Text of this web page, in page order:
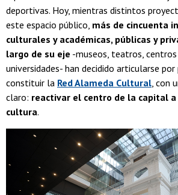
deportivas. Hoy, mientras distintos
este espacio público, más de cincuenta
culturales y académicas, públicas y
largo de su eje -museos, teatros,
universidades- han decidido articularse
constituir la Red Alameda Cultural, con
claro: reactivar el centro de la capital
cultura.